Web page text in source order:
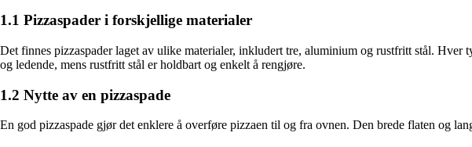
1.1 Pizzaspader i forskjellige materialer
Det finnes pizzaspader laget av ulike materialer, inkludert tre, aluminium og rustfritt stål.
og ledende, mens rustfritt stål er holdbart og enkelt å rengjøre.
1.2 Nytte av en pizzaspade
En god pizzaspade gjør det enklere å overføre pizzaen til og fra ovnen. Den brede flaten og